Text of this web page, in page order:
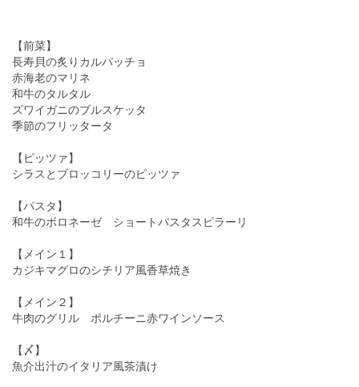
【前菜】
長寿貝の炙りカルパッチョ
赤海老のマリネ
和牛のタルタル
ズワイガニのブルスケッタ
季節のフリッタータ
【ピッツァ】
シラスとブロッコリーのピッツァ
【パスタ】
和牛のボロネーゼ ショートパスタスピラーリ
【メイン１】
カジキマグロのシチリア風香草焼き
【メイン２】
牛肉のグリル ポルチーニ赤ワインソース
【〆】
魚介出汁のイタリア風茶漬け